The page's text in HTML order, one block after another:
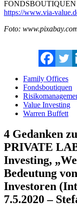
https://www.via-
Foto:
Family Offices
Fondsboutiquen
Value Investing
Warren Buffett
4 Gedanken
PRIVATE
Investing,
Bedeutung
Investoren
7.5.2020 –